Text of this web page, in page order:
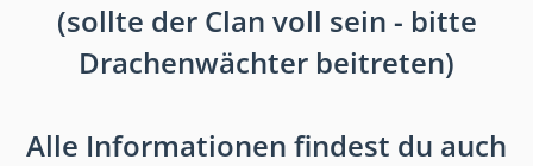
(sollte der Clan voll sein - bitte
Drachenwächter beitreten)
Alle Informationen findest du auch